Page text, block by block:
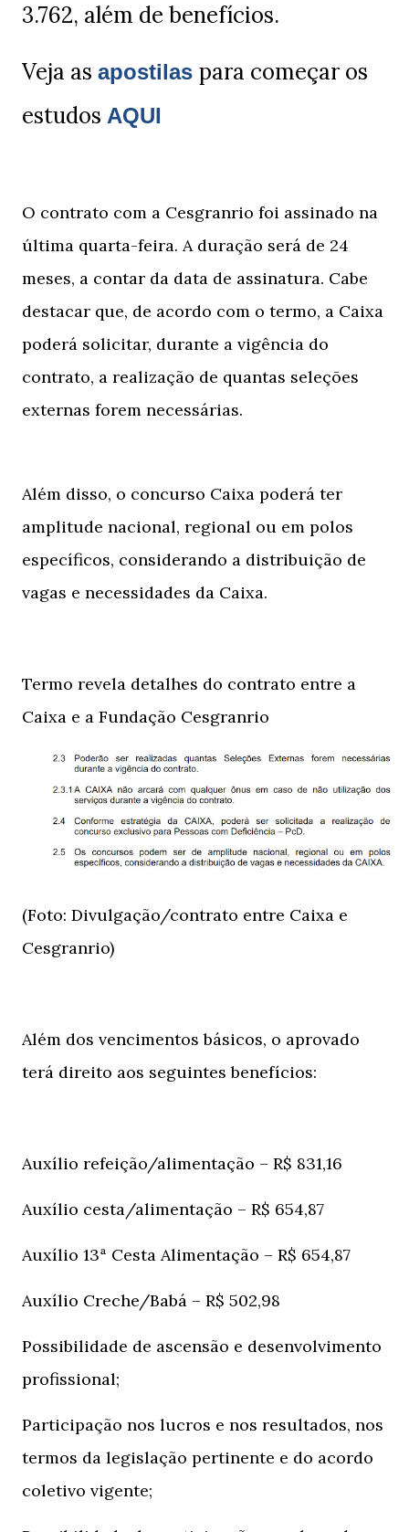
3.762, além de benefícios.
Veja as apostilas para começar os
estudos AQUI
O contrato com a Cesgranrio foi assinado na
última quarta-feira. A duração será de 24
meses, a contar da data de assinatura. Cabe
destacar que, de acordo com o termo, a Caixa
poderá solicitar, durante a vigência do
contrato, a realização de quantas seleções
externas forem necessárias.
Além disso, o concurso Caixa poderá ter
amplitude nacional, regional ou em polos
específicos, considerando a distribuição de
vagas e necessidades da Caixa.
Termo revela detalhes do contrato entre a
Caixa e a Fundação Cesgranrio
(Foto: Divulgação/contrato entre Caixa e
Cesgranrio)
Além dos vencimentos básicos, o aprovado
terá direito aos seguintes benefícios:
Auxílio refeição/alimentação – R$ 831,16
Auxílio cesta/alimentação – R$ 654,87
Auxílio 13ª Cesta Alimentação – R$ 654,87
Auxílio Creche/Babá – R$ 502,98
Possibilidade de ascensão e desenvolvimento
profissional;
Participação nos lucros e nos resultados, nos
termos da legislação pertinente e do acordo
coletivo vigente;